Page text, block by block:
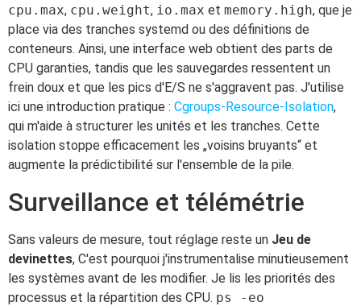
cpu.max, cpu.weight, io.max et memory.high, que je
place via des tranches systemd ou des définitions de
conteneurs. Ainsi, une interface web obtient des parts de
CPU garanties, tandis que les sauvegardes ressentent un
frein doux et que les pics d'E/S ne s'aggravent pas. J'utilise
ici une introduction pratique : Cgroups-Resource-Isolation,
qui m'aide à structurer les unités et les tranches. Cette
isolation stoppe efficacement les „voisins bruyants“ et
augmente la prédictibilité sur l'ensemble de la pile.
Surveillance et télémétrie
Sans valeurs de mesure, tout réglage reste un Jeu de
devinettes, C'est pourquoi j'instrumentalise minutieusement
les systèmes avant de les modifier. Je lis les priorités des
processus et la répartition des CPU. ps -eo